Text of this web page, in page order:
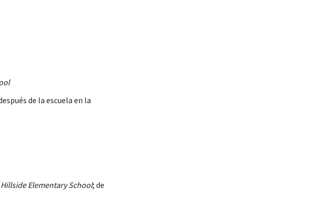
de la escuela en la
Hillside Elementary School; de